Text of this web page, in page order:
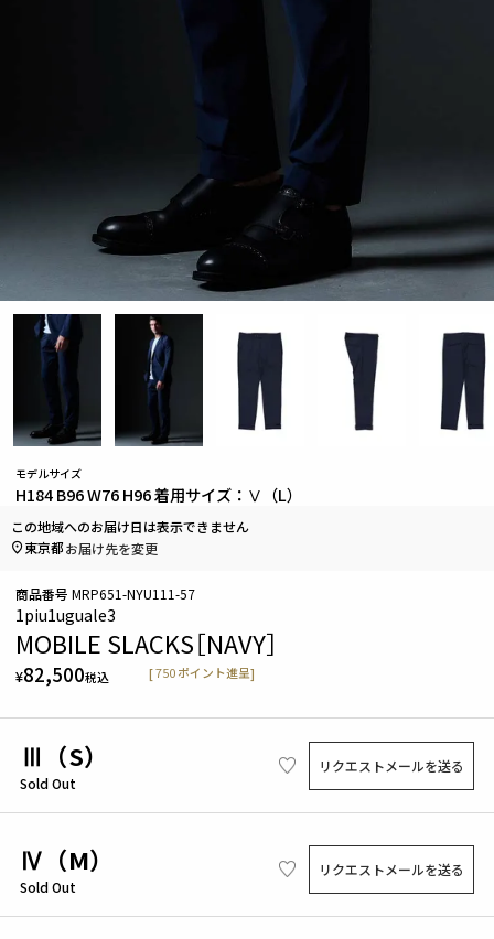
モデルサイズ
H184 B96 W76 H96 着用サイズ：Ⅴ（L）
1piu1uguale3
MOBILE SLACKS［NAVY］
¥82,500税込 [750 ポイント進呈]
商品番号 MRP651-NYU111-57
Ⅲ（S）
Sold Out
リクエストメールを送る
Ⅳ（M）
Sold Out
リクエストメールを送る
この地域へのお届け日は表示できません
東京都お届け先を変更